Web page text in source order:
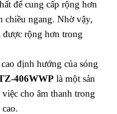
để cung cấp rộng hơn
chiều ngang. Nhờ vậy,
được rộng hơn trong
định hướng của sóng
406WWP là một sản
cho âm thanh trong